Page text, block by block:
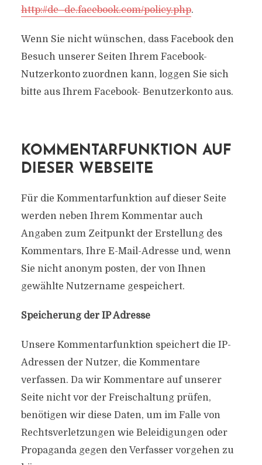
http://de- de.facebook.com/policy.php.
Wenn Sie nicht wünschen, dass Facebook den
Besuch unserer Seiten Ihrem Facebook-
Nutzerkonto zuordnen kann, loggen Sie sich
bitte aus Ihrem Facebook- Benutzerkonto aus.
KOMMENTARFUNKTION AUF
DIESER WEBSEITE
Für die Kommentarfunktion auf dieser Seite
werden neben Ihrem Kommentar auch
Angaben zum Zeitpunkt der Erstellung des
Kommentars, Ihre E-Mail-Adresse und, wenn
Sie nicht anonym posten, der von Ihnen
gewählte Nutzername gespeichert.
Speicherung der IP Adresse
Unsere Kommentarfunktion speichert die IP-
Adressen der Nutzer, die Kommentare
verfassen. Da wir Kommentare auf unserer
Seite nicht vor der Freischaltung prüfen,
benötigen wir diese Daten, um im Falle von
Rechtsverletzungen wie Beleidigungen oder
Propaganda gegen den Verfasser vorgehen zu